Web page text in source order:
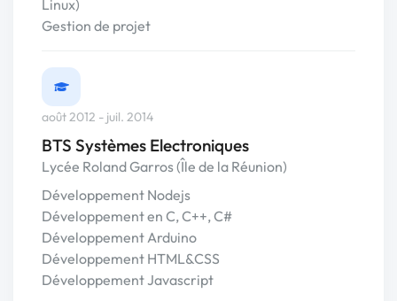
Linux)
Gestion de projet
août 2012 - juil. 2014
BTS Systèmes Electroniques
Lycée Roland Garros (Île de la Réunion)
Développement Nodejs
Développement en C, C++, C#
Développement Arduino
Développement HTML&CSS
Développement Javascript